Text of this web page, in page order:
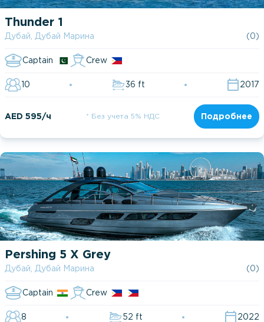
Thunder 1
Дубай, Дубай Марина (0)
Captain Crew
10 36 ft 2017
AED 595/ч * Без учета 5% НДС Подробнее
Pershing 5 X Grey
Дубай, Дубай Марина (0)
Captain Crew
8 52 ft 2022